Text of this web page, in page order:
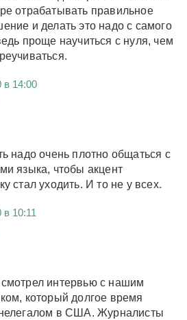
отрабатывать правильное
и делать это надо с самого
проще научиться с нуля, чем
в 14:00
надо очень плотно общаться с
языка, чтобы акцент
стал уходить. И то не у всех.
в 10:11
интервью с нашим
который долгое время
в США. Журналисты